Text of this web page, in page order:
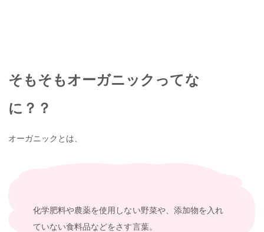
そもそもオーガニックってな
に？？
オーガニックとは、
化学肥料や農薬を使用しない野菜や、添加物を入れ
ていない食料品などをさす言葉。